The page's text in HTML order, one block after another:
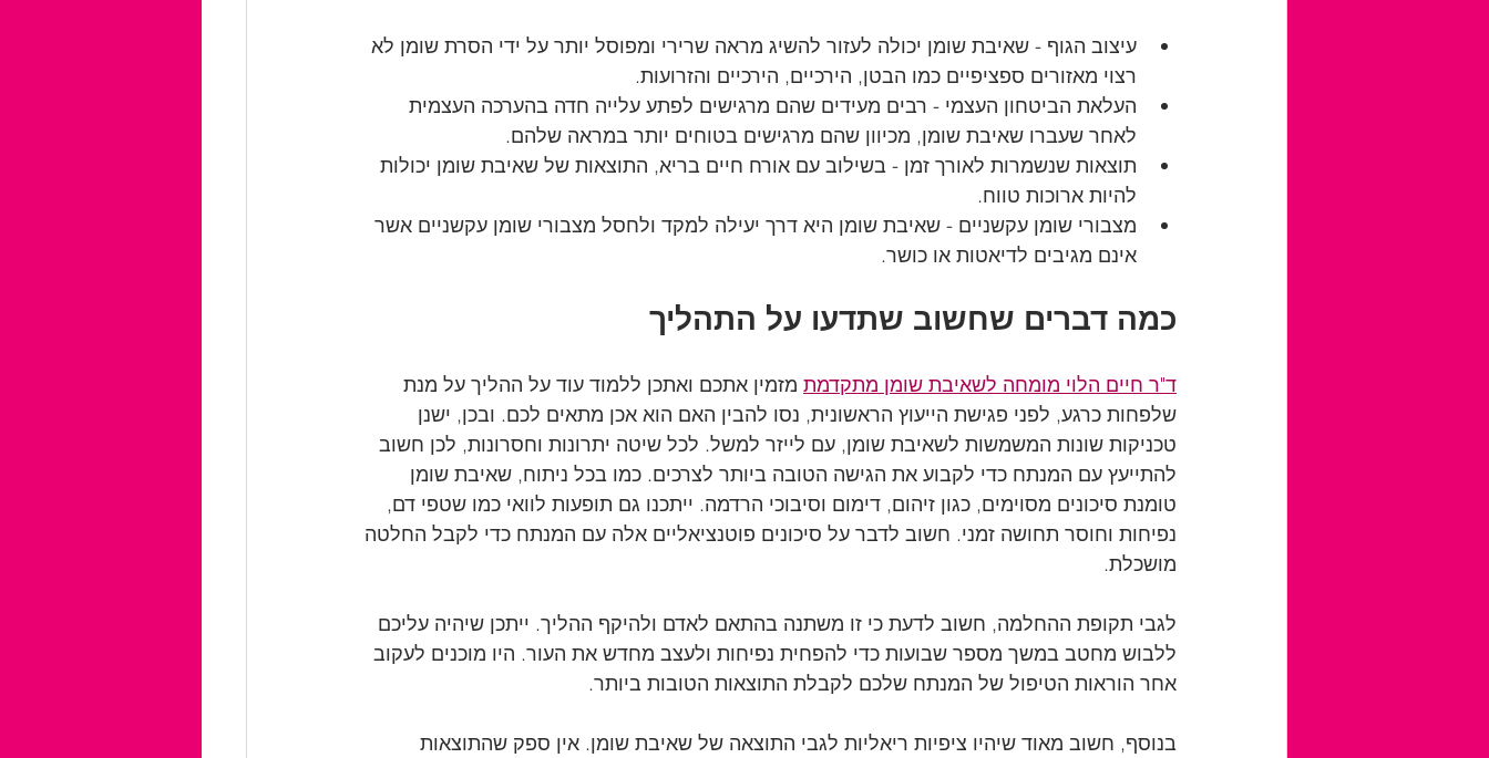
עיצוב הגוף - שאיבת שומן יכולה לעזור להשיג מראה שרירי ומפוסל יותר על ידי הסרת שומן לא
רצוי מאזורים ספציפיים כמו הבטן, הירכיים, הירכיים והזרועות.
העלאת הביטחון העצמי - רבים מעידים שהם מרגישים לפתע עלייה חדה בהערכה העצמית
לאחר שעברו שאיבת שומן, מכיוון שהם מרגישים בטוחים יותר במראה שלהם.
תוצאות שנשמרות לאורך זמן - בשילוב עם אורח חיים בריא, התוצאות של שאיבת שומן יכולות
להיות ארוכות טווח.
מצבורי שומן עקשניים - שאיבת שומן היא דרך יעילה למקד ולחסל מצבורי שומן עקשניים אשר
אינם מגיבים לדיאטות או כושר.
כמה דברים שחשוב שתדעו על התהליך
ד"ר חיים הלוי מומחה לשאיבת שומן מתקדמת מזמין אתכם ואתכן ללמוד עוד על ההליך על מנת
שלפחות כרגע, לפני פגישת הייעוץ הראשונית, נסו להבין האם הוא אכן מתאים לכם. ובכן, ישנן
טכניקות שונות המשמשות לשאיבת שומן, עם לייזר למשל. לכל שיטה יתרונות וחסרונות, לכן חשוב
להתייעץ עם המנתח כדי לקבוע את הגישה הטובה ביותר לצרכים. כמו בכל ניתוח, שאיבת שומן
טומנת סיכונים מסוימים, כגון זיהום, דימום וסיבוכי הרדמה. ייתכנו גם תופעות לוואי כמו שטפי דם,
נפיחות וחוסר תחושה זמני. חשוב לדבר על סיכונים פוטנציאליים אלה עם המנתח כדי לקבל החלטה
מושכלת.
לגבי תקופת ההחלמה, חשוב לדעת כי זו משתנה בהתאם לאדם ולהיקף ההליך. ייתכן שיהיה עליכם
ללבוש מחטב במשך מספר שבועות כדי להפחית נפיחות ולעצב מחדש את העור. היו מוכנים לעקוב
אחר הוראות הטיפול של המנתח שלכם לקבלת התוצאות הטובות ביותר.
בנוסף, חשוב מאוד שיהיו ציפיות ריאליות לגבי התוצאה של שאיבת שומן. אין ספק שהתוצאות